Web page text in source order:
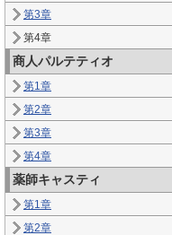
第3章
第4章
商人パルテティオ
第1章
第2章
第3章
第4章
薬師キャスティ
第1章
第2章